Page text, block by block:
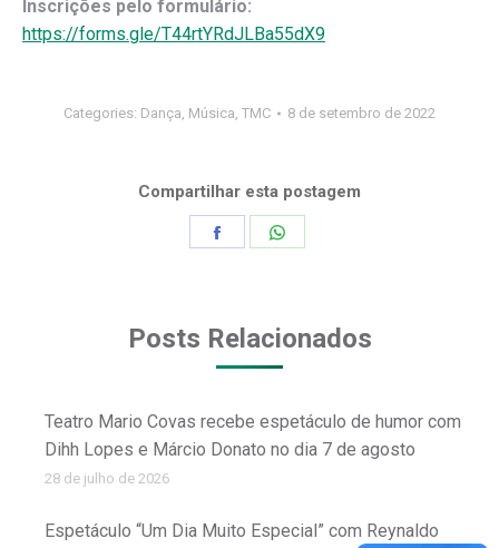
Inscrições pelo formulário:
https://forms.gle/T44rtYRdJLBa55dX9
Categories: Dança, Música, TMC 8 de setembro de 2022
Compartilhar esta postagem
Posts Relacionados
Teatro Mario Covas recebe espetáculo de humor com
Dihh Lopes e Márcio Donato no dia 7 de agosto
28 de julho de 2026
Espetáculo “Um Dia Muito Especial” com Reynaldo